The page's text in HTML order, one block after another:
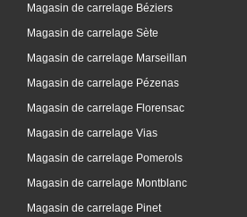
Magasin de carrelage Béziers
Magasin de carrelage Sète
Magasin de carrelage Marseillan
Magasin de carrelage Pézenas
Magasin de carrelage Florensac
Magasin de carrelage Vias
Magasin de carrelage Pomerols
Magasin de carrelage Montblanc
Magasin de carrelage Pinet